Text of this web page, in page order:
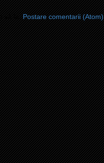
vă la:Postare comentarii (Atom)